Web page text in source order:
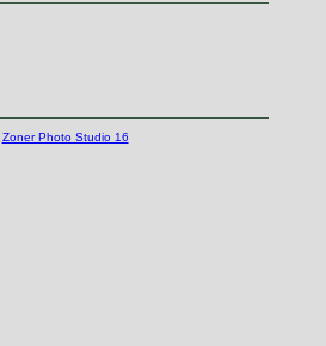
Zoner Photo Studio 16